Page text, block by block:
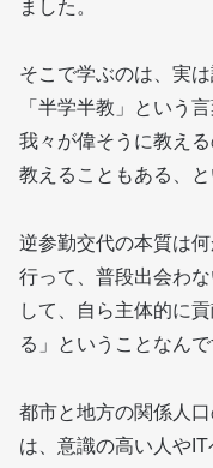
ました。
そこで学ぶのは、実
「半学半教」という
我々が偉そうに教え
教えることもある、と
逆参勤交代の本質は
行って、普段出会わ
して、自ら主体的に
る」ということなんで
都市と地方の関係人
は、意識の高い人や